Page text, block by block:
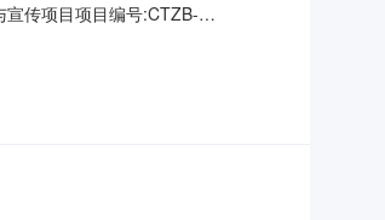
传项目项目编号:CTZB-
:名称:浙